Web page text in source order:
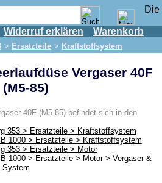
Widerruf erklären Warenkorb
> Ersatzteile > Kraftstoffsystem
Vergaser 40F
(M5-85)
40F (M5-85) befindet sich in den
353 > Ersatzteile > Kraftstoffsystem
1000 > Ersatzteile > Kraftstoffsystem
353 > Ersatzteile > Motor
1000 > Ersatzteile > Motor > Vergaser &
System